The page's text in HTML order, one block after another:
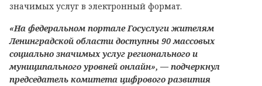
значимых услуг в электронный формат.
«На федеральном портале Госуслуги жителям
Ленинградской области доступны 90 массовых
социально значимых услуг регионального и
муниципального уровней онлайн», — подчеркнул
председатель комитета цифрового развития